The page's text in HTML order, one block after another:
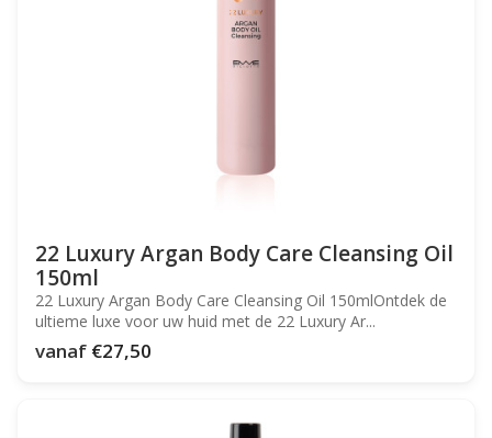
22 Luxury Argan Body Care Cleansing Oil
150ml
22 Luxury Argan Body Care Cleansing Oil 150mlOntdek de
ultieme luxe voor uw huid met de 22 Luxury Ar...
vanaf €27,50